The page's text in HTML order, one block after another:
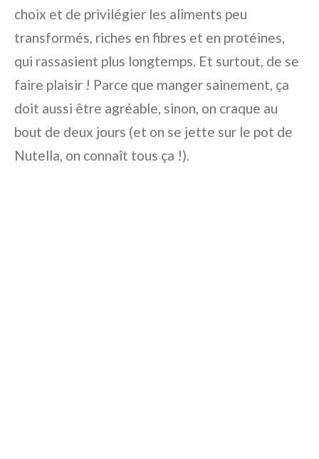
choix et de privilégier les aliments peu
transformés, riches en fibres et en protéines,
qui rassasient plus longtemps. Et surtout, de se
faire plaisir ! Parce que manger sainement, ça
doit aussi être agréable, sinon, on craque au
bout de deux jours (et on se jette sur le pot de
Nutella, on connaît tous ça !).